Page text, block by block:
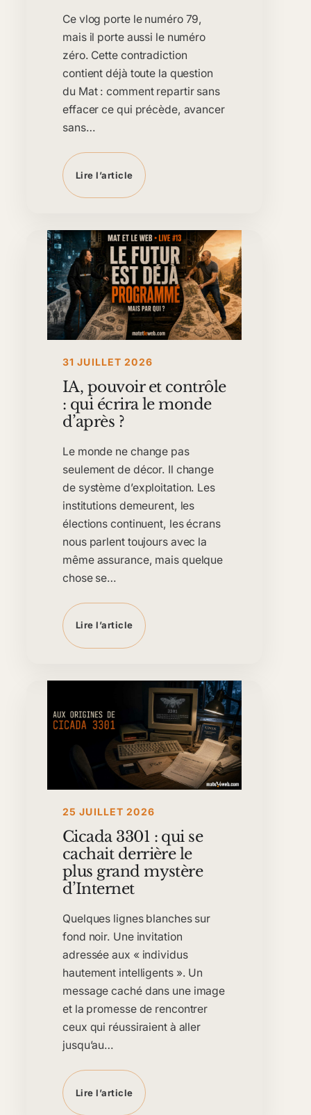
Ce vlog porte le numéro 79,
mais il porte aussi le numéro
zéro. Cette contradiction
contient déjà toute la question
du Mat : comment repartir sans
effacer ce qui précède, avancer
sans…
Lire l’article
31 JUILLET 2026
IA, pouvoir et contrôle
: qui écrira le monde
d’après ?
Le monde ne change pas
seulement de décor. Il change
de système d’exploitation. Les
institutions demeurent, les
élections continuent, les écrans
nous parlent toujours avec la
même assurance, mais quelque
chose se…
Lire l’article
25 JUILLET 2026
Cicada 3301 : qui se
cachait derrière le
plus grand mystère
d’Internet
Quelques lignes blanches sur
fond noir. Une invitation
adressée aux « individus
hautement intelligents ». Un
message caché dans une image
et la promesse de rencontrer
ceux qui réussiraient à aller
jusqu’au…
Lire l’article